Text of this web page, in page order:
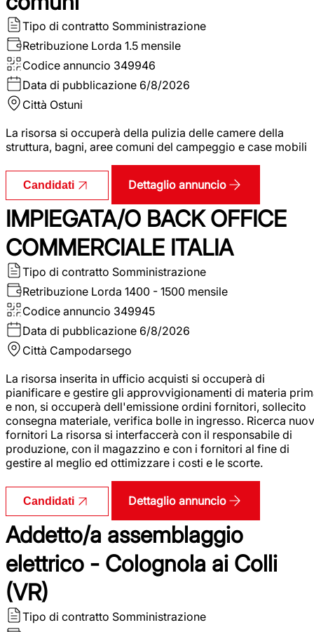
Tipo di contratto Somministrazione
Retribuzione Lorda 1.5 mensile
Codice annuncio 349946
Data di pubblicazione 6/8/2026
Città Ostuni
La risorsa si occuperà della pulizia delle camere della
struttura, bagni, aree comuni del campeggio e case mobili
Candidati Dettaglio annuncio
IMPIEGATA/O BACK OFFICE
COMMERCIALE ITALIA
Tipo di contratto Somministrazione
Retribuzione Lorda 1400 - 1500 mensile
Codice annuncio 349945
Data di pubblicazione 6/8/2026
Città Campodarsego
La risorsa inserita in ufficio acquisti si occuperà di
pianificare e gestire gli approvvigionamenti di materia
e non, si occuperà dell'emissione ordini fornitori, sollecito
consegna materiale, verifica bolle in ingresso. Ricerca
fornitori La risorsa si interfaccerà con il responsabile di
produzione, con il magazzino e con i fornitori al fine di
gestire al meglio ed ottimizzare i costi e le scorte.
Candidati Dettaglio annuncio
Addetto/a assemblaggio
elettrico - Colognola ai Colli
(VR)
Tipo di contratto Somministrazione